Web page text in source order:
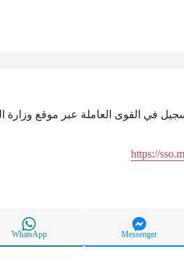
في القوى العاملة عبر موقع وزارة
https://
Messenger
WhatsApp